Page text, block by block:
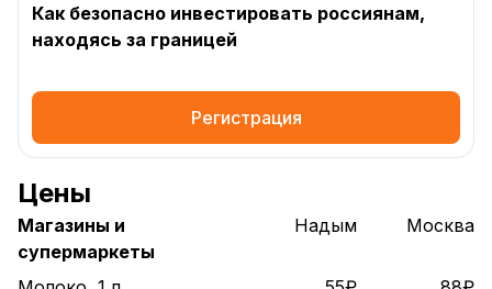
Как безопасно инвестировать россиянам,
находясь за границей
Регистрация
Цены
Магазины и
супермаркеты
Надым Москва